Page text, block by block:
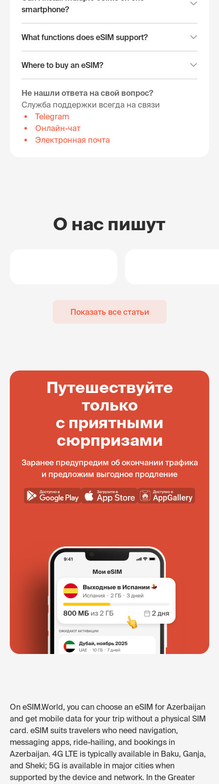
smartphone?
What functions does eSIM support?
Where to buy an eSIM?
Не нашли ответа на свой вопрос?
Служба поддержки всегда на связи
Telegram
Онлайн-чат
Электронная почта
О нас пишут
Показать все статьи
Путешествуйте
только
с приятными
сюрпризами
Заранее предупредим об окончании трафика
и предложим выгодное продление
On eSIM.World, you can choose an eSIM for Azerbaijan
and get mobile data for your trip without a physical SIM
card. eSIM suits travelers who need navigation,
messaging apps, ride-hailing, and bookings in
Azerbaijan. 4G LTE is typically available in Baku, Ganja,
and Sheki; 5G is available in major cities when
supported by the device and network. In the Greater